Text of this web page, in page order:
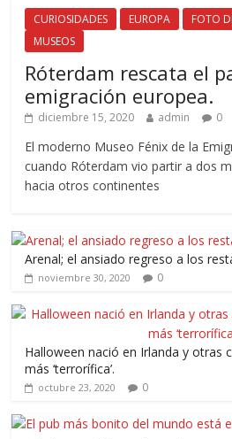
CURIOSIDADES EUROPA FOTO
MUSEOS
Róterdam rescata el
emigración europea.
diciembre 15, 2020 admin 0
El moderno Museo Fénix de la
cuando Róterdam vio partir a dos
hacia otros continentes
Arenal; el ansiado regreso a los
noviembre 30, 2020 0
Halloween nació en Irlanda y otras
más ‘terrorífica’.
octubre 23, 2020 0